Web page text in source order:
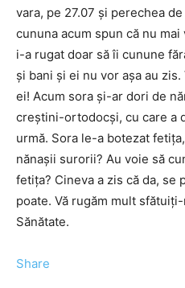
vara, pe 27.07 și perechea
cununa acum spun că nu
i-a rugat doar să îi cunune
și bani și ei nu vor așa au
ei! Acum sora și-ar dori de
creştini-ortodocși, cu care a
urmă. Sora le-a botezat
nănașii surorii? Au voie să
fetița? Cineva a zis că da, se
poate. Vă rugăm mult
Sănătate.
Share